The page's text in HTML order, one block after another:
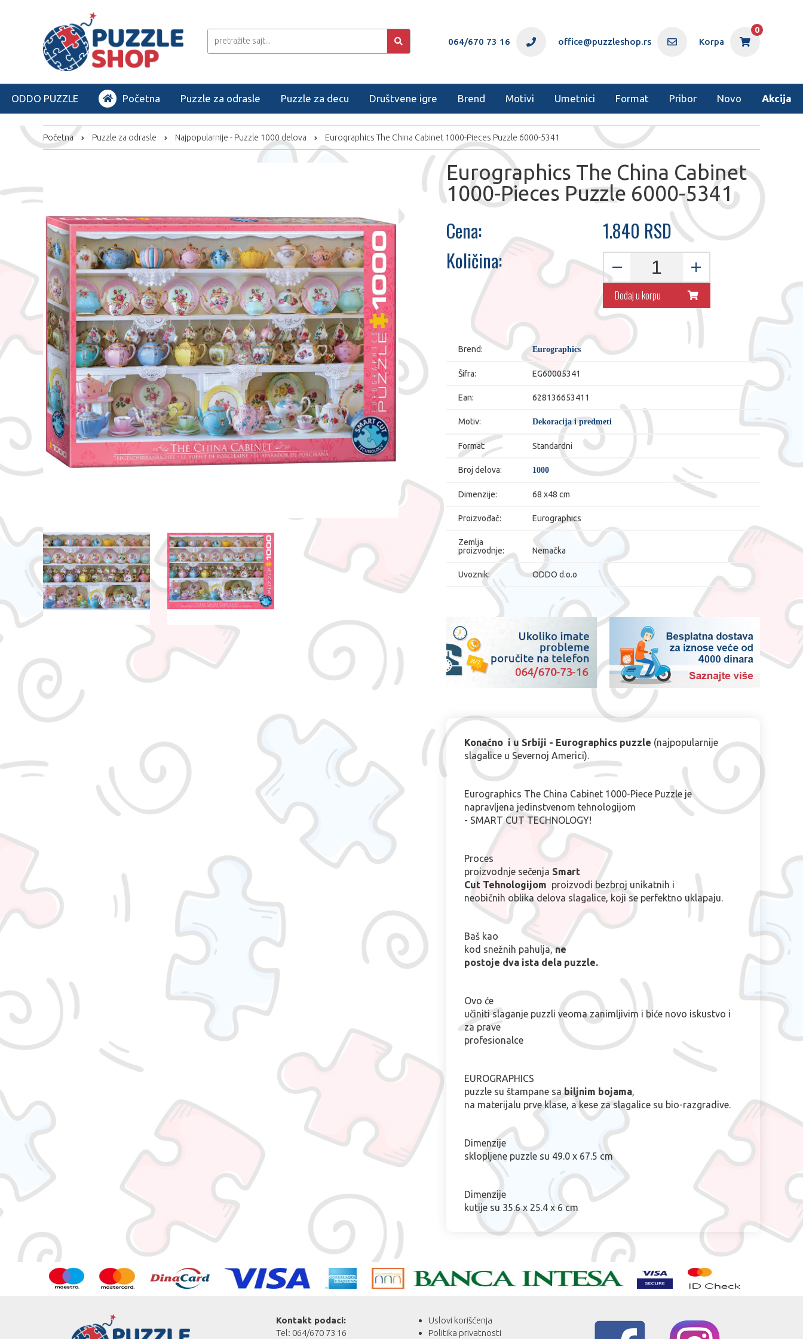
0
Korpa
office@puzzleshop.rs
064/670 73 16
ODDO PUZZLE Početna Puzzle za odrasle Puzzle za decu Društvene igre Brend Motivi Umetnici Format Pribor Novo Akcija
Početna Puzzle za odrasle Najpopularnije - Puzzle 1000 delova Eurographics The China Cabinet 1000-Pieces Puzzle 6000-5341
Eurographics The China Cabinet
1000-Pieces Puzzle 6000-5341
Cena:
1.840 RSD
Količina:
Dodaj u korpu
Brend: Eurographics
Šifra: EG60005341
Ean: 628136653411
Motiv: Dekoracija i predmeti
Format: Standardni
Broj delova: 1000
Dimenzije: 68 x48 cm
Proizvođač: Eurographics
Zemlja
proizvodnje:
Nemačka
Uvoznik: ODDO d.o.o
Konačno i u Srbiji - Eurographics puzzle (najpopularnije
slagalice u Severnoj Americi).
Eurographics The China Cabinet 1000-Piece Puzzle je
napravljena jedinstvenom tehnologijom
- SMART CUT TECHNOLOGY!
Proces
proizvodnje sečenja Smart
Cut Tehnologijom proizvodi bezbroj unikatnih i
neobičnih oblika delova slagalice, koji se perfektno uklapaju.
Baš kao
kod snežnih pahulja,ne
postoje dva ista dela puzzle.
Ovo će
učiniti slaganje puzzli veoma zanimljivim i biće novo iskustvo i
za prave
profesionalce
EUROGRAPHICS
puzzle su štampane sabiljnim bojama,
na materijalu prve klase, a kese za slagalice su bio-razgradive.
Dimenzije
sklopljene puzzle su 49.0 x 67.5 cm
Dimenzije
kutije su 35.6 x 25.4 x 6 cm
Kontakt podaci:
Tel: 064/670 73 16
Uslovi korišćenja
Politika privatnosti